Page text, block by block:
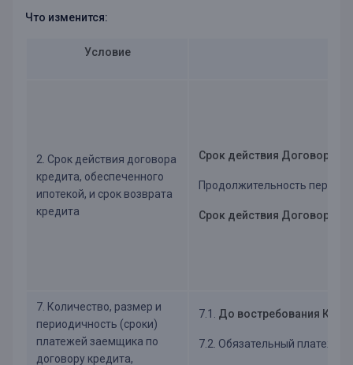
Что изменится:
Условие
2. Срок действия договора
кредита, обеспеченного
ипотекой, и срок возврата
кредита
Срок действия Договора:
Продолжительность
Срок действия Договора и
7. Количество, размер и
периодичность (сроки)
платежей заемщика по
договору кредита,
7.1. До востребования
7.2. Обязательный платеж